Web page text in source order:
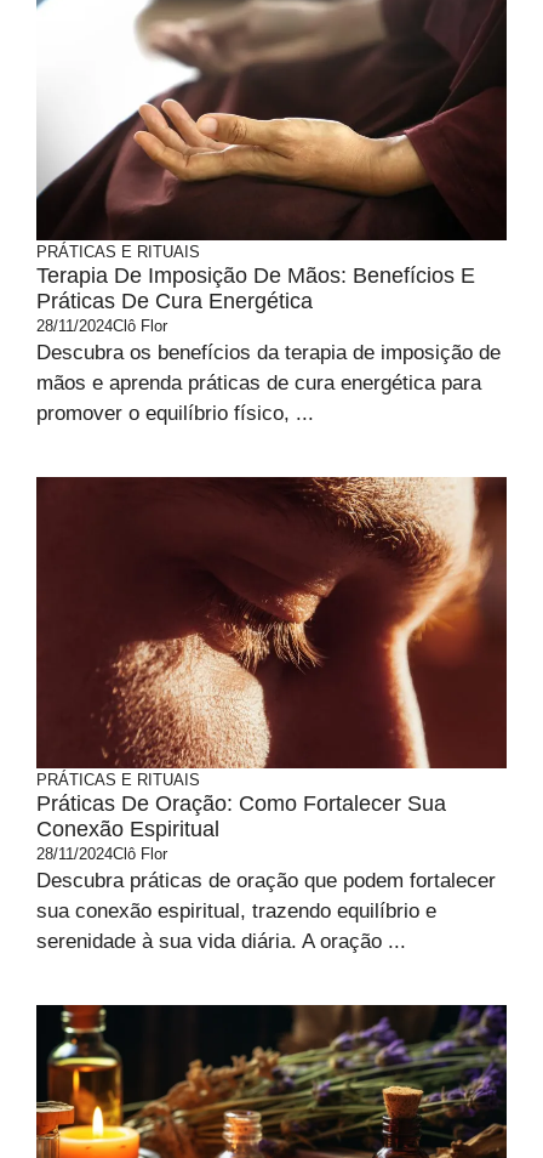
PRÁTICAS E RITUAIS
Terapia De Imposição De Mãos: Benefícios E
Práticas De Cura Energética
28/11/2024Clô Flor
Descubra os benefícios da terapia de imposição de
mãos e aprenda práticas de cura energética para
promover o equilíbrio físico, ...
PRÁTICAS E RITUAIS
Práticas De Oração: Como Fortalecer Sua
Conexão Espiritual
28/11/2024Clô Flor
Descubra práticas de oração que podem fortalecer
sua conexão espiritual, trazendo equilíbrio e
serenidade à sua vida diária. A oração ...